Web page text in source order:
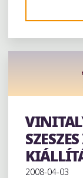
Exhibition
2008-04-03